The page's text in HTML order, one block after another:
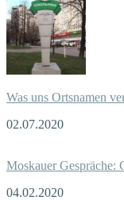
Was uns Ortsnamen
02.07.2020
Moskauer Gespräche:
04.02.2020